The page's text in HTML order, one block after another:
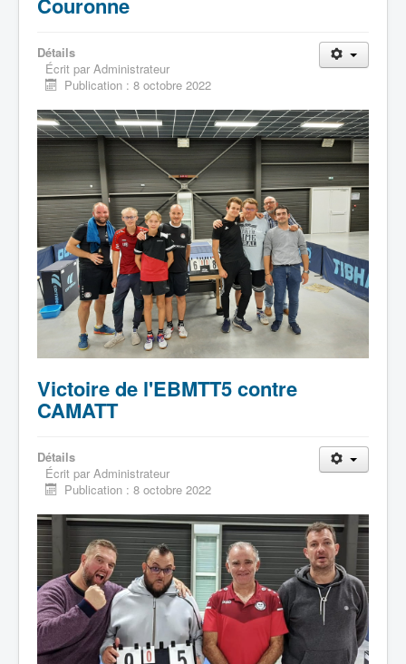
Technique et règlement
Contacts
Archives
Détails
Écrit par Administrateur
Publication : 8 octobre 2022
Victoire de l'EBMTT5 contre
CAMATT
Détails
Écrit par Administrateur
Publication : 8 octobre 2022